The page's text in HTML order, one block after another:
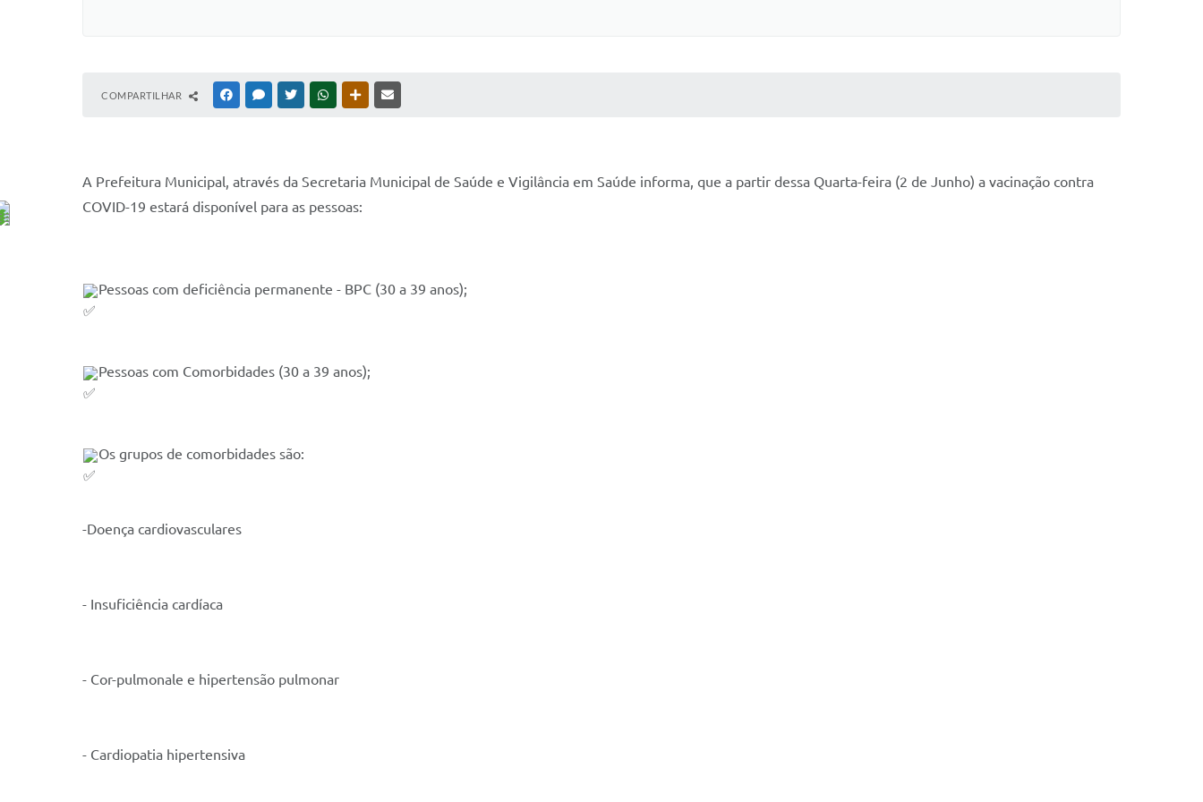
COMPARTILHAR FACEBOOKMESSENGER
TWITTERWHATSAPPOUTRAS MÍDIAS
A Prefeitura Municipal, através da Secretaria Municipal de Saúde e Vigilância em Saúde informa, que a partir dessa Quarta-feira (2 de Junho) a vacinação contra
COVID-19 estará disponível para as pessoas:
Pessoas com deficiência permanente - BPC (30 a 39 anos);
Pessoas com Comorbidades (30 a 39 anos);
Os grupos de comorbidades são:
-Doença cardiovasculares
- Insuficiência cardíaca
- Cor-pulmonale e hipertensão pulmonar
- Cardiopatia hipertensiva